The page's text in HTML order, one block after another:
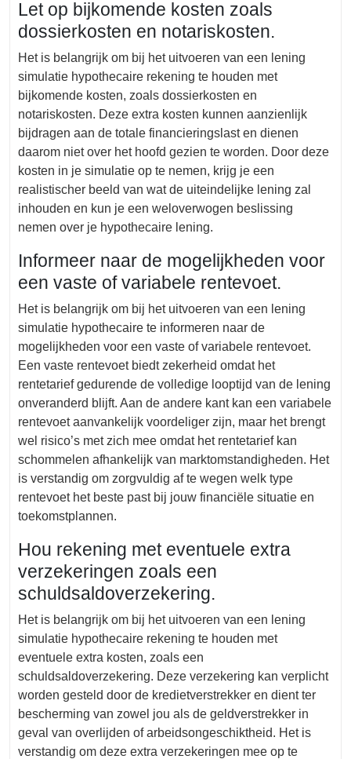
Let op bijkomende kosten zoals
dossierkosten en notariskosten.
Het is belangrijk om bij het uitvoeren van een lening
simulatie hypothecaire rekening te houden met
bijkomende kosten, zoals dossierkosten en
notariskosten. Deze extra kosten kunnen aanzienlijk
bijdragen aan de totale financieringslast en dienen
daarom niet over het hoofd gezien te worden. Door deze
kosten in je simulatie op te nemen, krijg je een
realistischer beeld van wat de uiteindelijke lening zal
inhouden en kun je een weloverwogen beslissing
nemen over je hypothecaire lening.
Informeer naar de mogelijkheden voor
een vaste of variabele rentevoet.
Het is belangrijk om bij het uitvoeren van een lening
simulatie hypothecaire te informeren naar de
mogelijkheden voor een vaste of variabele rentevoet.
Een vaste rentevoet biedt zekerheid omdat het
rentetarief gedurende de volledige looptijd van de lening
onveranderd blijft. Aan de andere kant kan een variabele
rentevoet aanvankelijk voordeliger zijn, maar het brengt
wel risico’s met zich mee omdat het rentetarief kan
schommelen afhankelijk van marktomstandigheden. Het
is verstandig om zorgvuldig af te wegen welk type
rentevoet het beste past bij jouw financiële situatie en
toekomstplannen.
Hou rekening met eventuele extra
verzekeringen zoals een
schuldsaldoverzekering.
Het is belangrijk om bij het uitvoeren van een lening
simulatie hypothecaire rekening te houden met
eventuele extra kosten, zoals een
schuldsaldoverzekering. Deze verzekering kan verplicht
worden gesteld door de kredietverstrekker en dient ter
bescherming van zowel jou als de geldverstrekker in
geval van overlijden of arbeidsongeschiktheid. Het is
verstandig om deze extra verzekeringen mee op te